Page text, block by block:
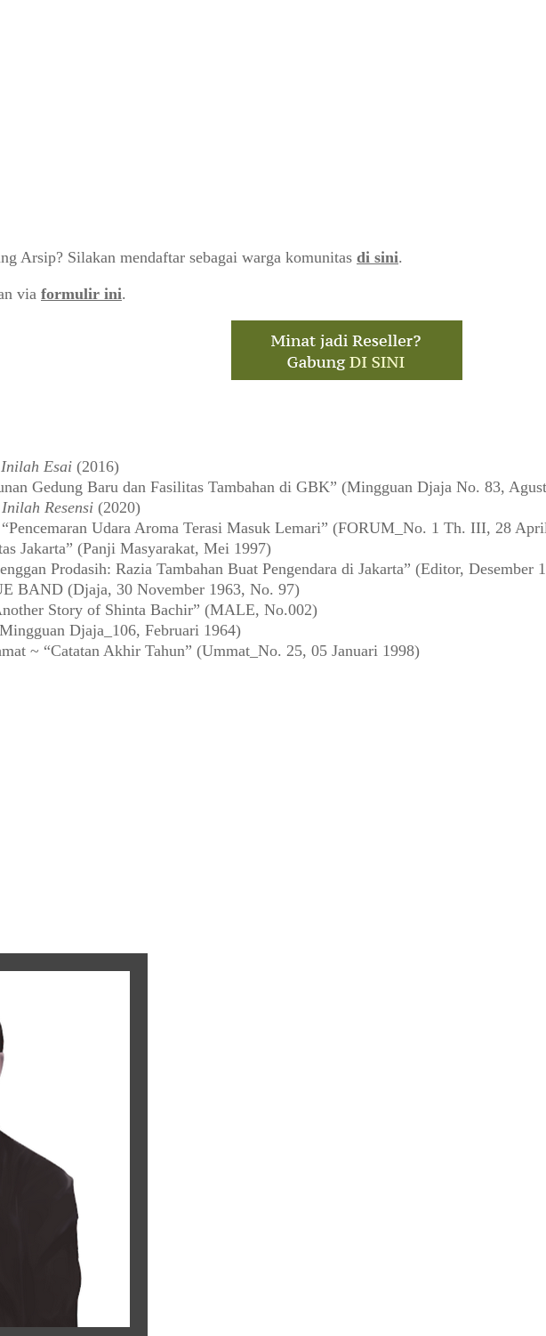
Arsip? Silakan mendaftar sebagai warga komunitas di sini.
via formulir ini.
Inilah Esai (2016)
Gedung Baru dan Fasilitas Tambahan di GBK” (Mingguan Djaja No. 83,
Inilah Resensi (2020)
Udara Aroma Terasi Masuk Lemari” (FORUM_No. 1 Th. III, 28
Jakarta” (Panji Masyarakat, Mei 1997)
Prodasih: Razia Tambahan Buat Pengendara di Jakarta” (Editor, Desember
BAND (Djaja, 30 November 1963, No. 97)
Story of Shinta Bachir” (MALE, No.002)
Djaja_106, Februari 1964)
~ “Catatan Akhir Tahun” (Ummat_No. 25, 05 Januari 1998)